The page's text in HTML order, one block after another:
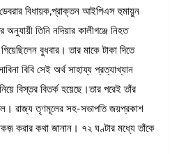
ডেবরার বিধায়ক,প্রাক্তন আইপিএস হুমায়ুন
তিনি নদিয়ার কালীগঞ্জে নিহত
বুধবার। তার মাকে টাকা দিতে
বিবি সেই অর্থ সাহায্য প্রত্যাখ্যান
বিস্তর বিতর্ক হয়েছে।তার পরেই তাঁর
দল। রাজ্য তৃণমূলের সহ-সভাপতি জয়প্রকাশ
করার কথা জানান। ৭২ ঘণ্টার মধ্যে তাঁকে